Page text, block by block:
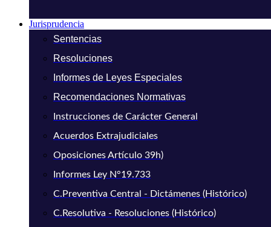
Jurisprudencia
Sentencias
Resoluciones
Informes de Leyes Especiales
Recomendaciones Normativas
Instrucciones de Carácter General
Acuerdos Extrajudiciales
Oposiciones Artículo 39h)
Informes Ley N°19.733
C.Preventiva Central - Dictámenes (Histórico)
C.Resolutiva - Resoluciones (Histórico)